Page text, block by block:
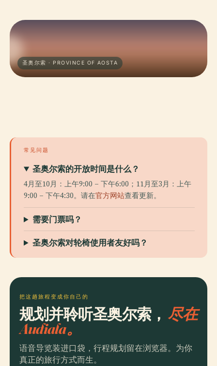
圣奥尔索 · PROVINCE OF AOSTA
常见问题
圣奥尔索的开放时间是什么？
4月至10月：上午9:00 – 下午6:00；11月至3月：上午
9:00 – 下午4:30。请在官方网站查看更新。
需要门票吗？
圣奥尔索对轮椅使用者友好吗？
把这趟旅程变成你自己的
规划并聆听圣奥尔索，尽在
Audiala。
语音导览装进口袋，行程规划留在浏览器。为你
真正的旅行方式而生。